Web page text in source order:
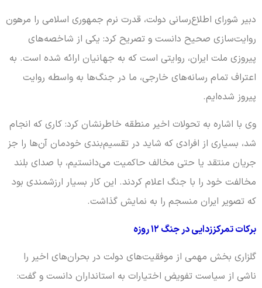
دبیر شورای اطلاع‌رسانی دولت، قدرت نرم جمهوری اسلامی را مرهون
روایت‌سازی صحیح دانست و تصریح کرد: یکی از شاخصه‌های
پیروزی ملت ایران، روایتی است که به جهانیان ارائه شده است. به
اعتراف تمام رسانه‌های خارجی، ما در جنگ‌ها به واسطه روایت
پیروز شده‌ایم.
وی با اشاره به تحولات اخیر منطقه خاطرنشان کرد: کاری که انجام
شد، بسیاری از افرادی که شاید در تقسیم‌بندی خودمان آن‌ها را جز
جریان منتقد یا حتی مخالف حاکمیت می‌دانستیم، با صدای بلند
مخالفت خود را با جنگ اعلام کردند. این کار بسیار ارزشمندی بود
که تصویر ایران منسجم را به نمایش گذاشت.
برکات تمرکززدایی در جنگ ۱۲ روزه
گلزاری بخش مهمی از موفقیت‌های دولت در بحران‌های اخیر را
ناشی از سیاست تفویض اختیارات به استانداران دانست و گفت: